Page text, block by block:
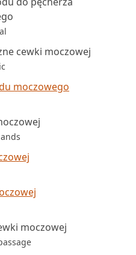
cewki moczowej
moczowego
moczowej